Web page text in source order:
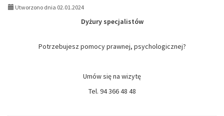
Utworzono dnia 02.01.2024
Dyżury specjalistów
Potrzebujesz pomocy prawnej, psychologicznej?
Umów się na wizytę
Tel. 94 366 48 48